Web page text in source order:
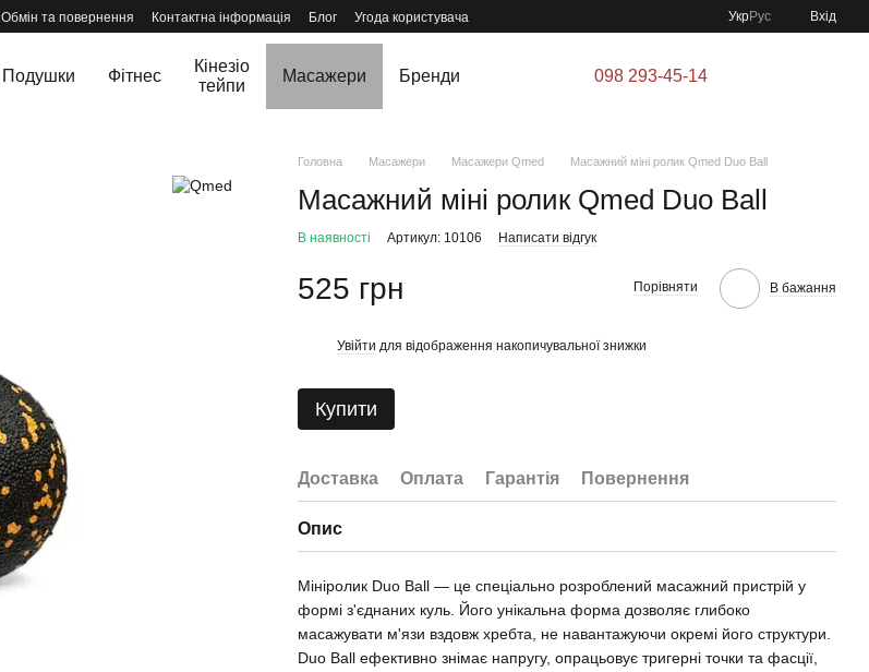
Обмін та повернення Контактна інформація Блог Угода користувача УкрРус Вхід
Подушки Фітнес
Кінезіо
тейпи
Масажери Бренди 098 293-45-14
Головна Масажери Масажери Qmed Масажний міні ролик Qmed Duo Ball
Масажний міні ролик Qmed Duo Ball
В наявності Артикул: 10106 Написати відгук
525 грн Порівняти В бажання
Увійти для відображення накопичувальної знижки
Купити
Доставка Оплата Гарантія Повернення
Опис
Мініролик Duo Ball — це спеціально розроблений масажний пристрій у
формі з'єднаних куль. Його унікальна форма дозволяє глибоко
масажувати м'язи вздовж хребта, не навантажуючи окремі його структури.
Duo Ball ефективно знімає напругу, опрацьовує тригерні точки та фасції,